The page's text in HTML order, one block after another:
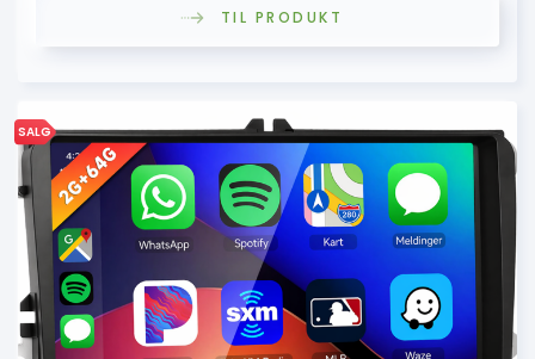
TIL PRODUKT
SALG